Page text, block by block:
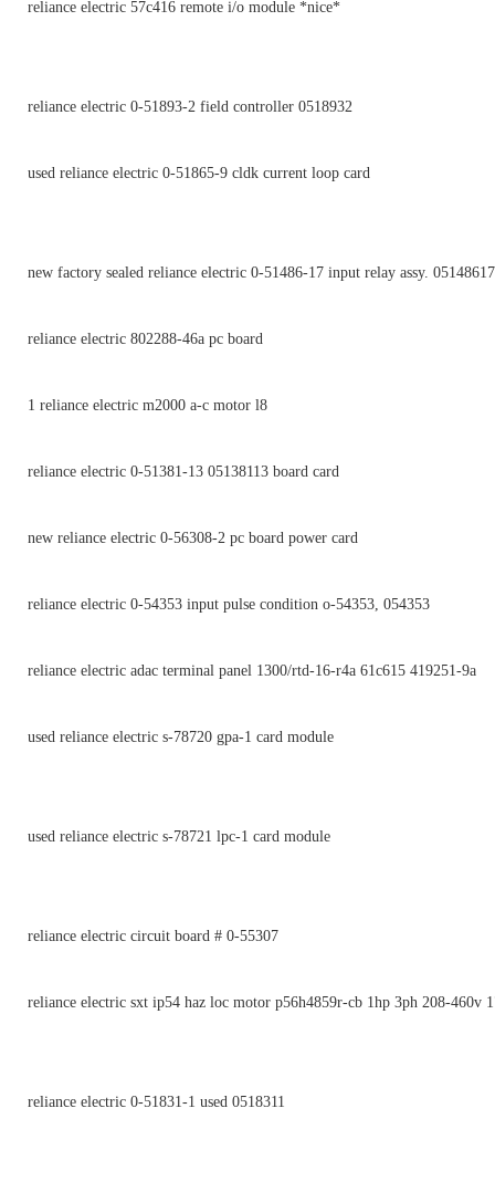
reliance electric 57c416 remote i/o module *nice*
reliance electric 0-51893-2 field controller 0518932
used reliance electric 0-51865-9 cldk current loop card
new factory sealed reliance electric 0-51486-17 input relay assy. 05148617
reliance electric 802288-46a pc board
1 reliance electric m2000 a-c motor l8
reliance electric 0-51381-13 05138113 board card
new reliance electric 0-56308-2 pc board power card
reliance electric 0-54353 input pulse condition o-54353, 054353
reliance electric adac terminal panel 1300/rtd-16-r4a 61c615 419251-9a
used reliance electric s-78720 gpa-1 card module
used reliance electric s-78721 lpc-1 card module
reliance electric circuit board # 0-55307
reliance electric sxt ip54 haz loc motor p56h4859r-cb 1hp 3ph 208-460v
reliance electric 0-51831-1 used 0518311